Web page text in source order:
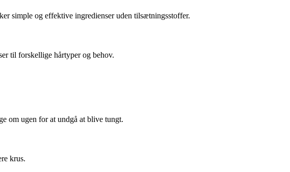
simple og effektive ingredienser uden tilsætningsstoffer.
til forskellige hårtyper og behov.
om ugen for at undgå at blive tungt.
krus.